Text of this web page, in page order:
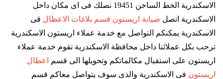
الاسكندرية الخط الساخن 19451 نصلك فى اى مكان داخل
الاسكندرية اتصل صيانة اريستون قسم بلاغات الاعطال قى
الاسكندرية يمكنكم التواصل مع خدمة عملاء اريستون الاسكندرية
ترحب بكل عملائنا داخل محافظة الاسكندرية تقوم خدمة عملاء
اريستون على استقبال مكالماتكم وتحويلها الى قسم
اعطال
اريستون فى الاسكندرية والذى سوف يتواصل معاكم قسم